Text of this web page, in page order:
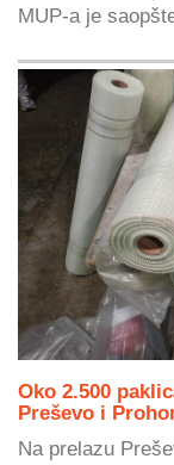
MUP-a je
Oko 2.500
Preševo i
Na prelazu